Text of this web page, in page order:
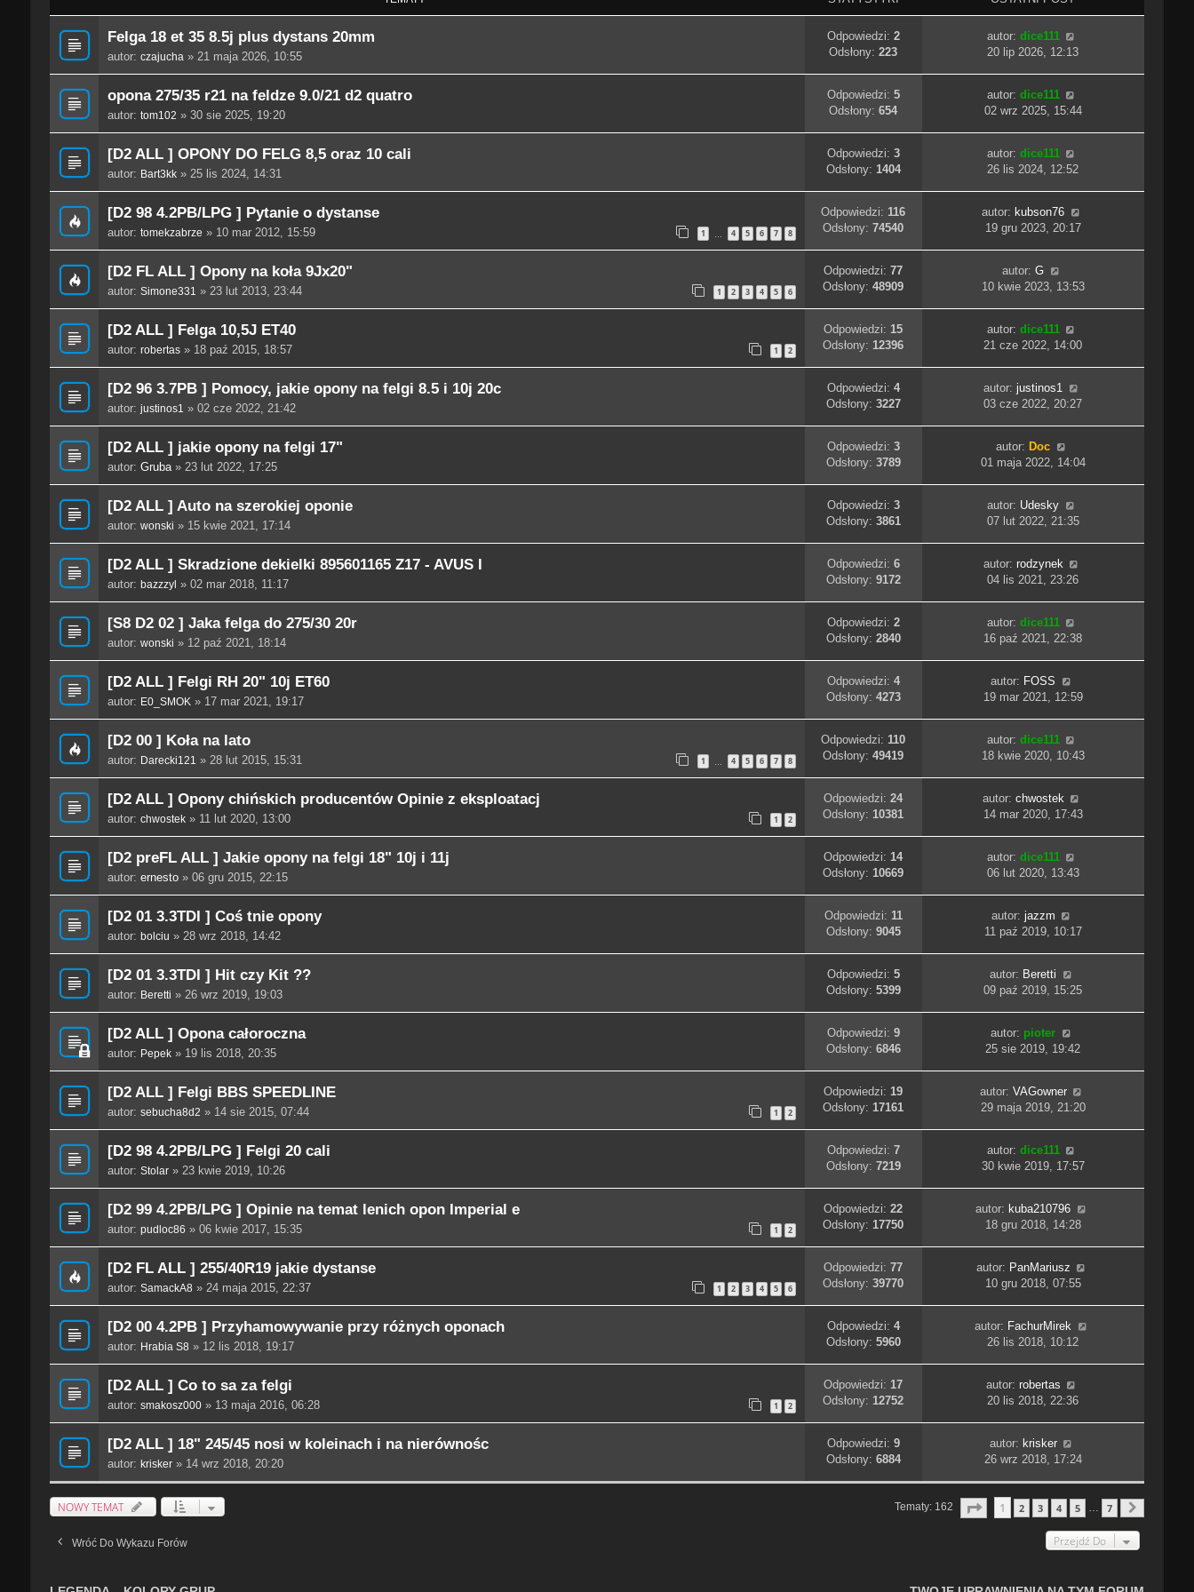
Felga 18 et 35 8.5j plus dystans 20mm
autor: czajucha» 21 maja 2026, 10:55
Odpowiedzi: 2
Odsłony:223
autor: dice111
20 lip 2026, 12:13
opona 275/35 r21 na feldze 9.0/21 d2 quatro
autor: tom102 » 30 sie 2025, 19:20
Odpowiedzi: 5
Odsłony:654
autor: dice111
02 wrz 2025, 15:44
[D2 ALL ] OPONY DO FELG 8,5 oraz 10 cali
autor: Bart3kk» 25 lis 2024, 14:31
Odpowiedzi: 3
Odsłony: 1404
autor: dice111
26 lis 2024, 12:52
[D2 98 4.2PB/LPG ] Pytanie o dystanse
autor: tomekzabrze » 10 mar 2012, 15:59 1 … 4 5 6 7 8
Odpowiedzi:116
Odsłony:74540
autor: kubson76
19 gru 2023, 20:17
[D2 FL ALL ] Opony na koła 9Jx20"
autor: Simone331 » 23 lut 2013, 23:44 1 2 3 4 5 6
Odpowiedzi:77
Odsłony:48909
autor:G
10 kwie 2023, 13:53
[D2 ALL ] Felga 10,5J ET40
autor: robertas» 18 paź 2015, 18:57 1 2
Odpowiedzi:15
Odsłony:12396
autor: dice111
21 cze 2022, 14:00
[D2 96 3.7PB ] Pomocy, jakie opony na felgi 8.5 i 10j 20c
autor: justinos1 » 02 cze 2022, 21:42
Odpowiedzi: 4
Odsłony: 3227
autor: justinos1
03 cze 2022, 20:27
[D2 ALL ] jakie opony na felgi 17"
autor: Gruba» 23 lut 2022, 17:25
Odpowiedzi: 3
Odsłony: 3789
autor: Doc
01 maja 2022, 14:04
[D2 ALL ] Auto na szerokiej oponie
autor: wonski » 15 kwie 2021, 17:14
Odpowiedzi: 3
Odsłony: 3861
autor: Udesky
07 lut 2022, 21:35
[D2 ALL ] Skradzione dekielki 895601165 Z17 - AVUS I
autor: bazzzyl » 02 mar 2018, 11:17
Odpowiedzi: 6
Odsłony: 9172
autor: rodzynek
04 lis 2021, 23:26
[S8 D2 02 ] Jaka felga do 275/30 20r
autor: wonski » 12 paź 2021, 18:14
Odpowiedzi: 2
Odsłony: 2840
autor: dice111
16 paź 2021, 22:38
[D2 ALL ] Felgi RH 20" 10j ET60
autor: E0_SMOK» 17 mar 2021, 19:17
Odpowiedzi: 4
Odsłony: 4273
autor: FOSS
19 mar 2021, 12:59
[D2 00 ] Koła na lato
autor: Darecki121 » 28 lut 2015, 15:31 1 … 4 5 6 7 8
Odpowiedzi:110
Odsłony:49419
autor: dice111
18 kwie 2020, 10:43
[D2 ALL ] Opony chińskich producentów Opinie z eksploatacj
autor: chwostek» 11 lut 2020, 13:00 1 2
Odpowiedzi:24
Odsłony:10381
autor: chwostek
14 mar 2020, 17:43
[D2 preFL ALL ] Jakie opony na felgi 18" 10j i 11j
autor: ernesto» 06 gru 2015, 22:15
Odpowiedzi:14
Odsłony:10669
autor: dice111
06 lut 2020, 13:43
[D2 01 3.3TDI ] Coś tnie opony
autor: bolciu » 28 wrz 2018, 14:42
Odpowiedzi: 11
Odsłony: 9045
autor: jazzm
11 paź 2019, 10:17
[D2 01 3.3TDI ] Hit czy Kit ??
autor: Beretti » 26 wrz 2019, 19:03
Odpowiedzi: 5
Odsłony: 5399
autor: Beretti
09 paź 2019, 15:25
[D2 ALL ] Opona całoroczna
autor: Pepek» 19 lis 2018, 20:35
Odpowiedzi: 9
Odsłony: 6846
autor: pioter
25 sie 2019, 19:42
[D2 ALL ] Felgi BBS SPEEDLINE
autor: sebucha8d2 » 14 sie 2015, 07:44 1 2
Odpowiedzi:19
Odsłony:17161
autor: VAGowner
29 maja 2019, 21:20
[D2 98 4.2PB/LPG ] Felgi 20 cali
autor: Stolar» 23 kwie 2019, 10:26
Odpowiedzi: 7
Odsłony: 7219
autor: dice111
30 kwie 2019, 17:57
[D2 99 4.2PB/LPG ] Opinie na temat lenich opon Imperial e
autor: pudloc86 » 06 kwie 2017, 15:35 1 2
Odpowiedzi:22
Odsłony:17750
autor: kuba210796
18 gru 2018, 14:28
[D2 FL ALL ] 255/40R19 jakie dystanse
autor: SamackA8 » 24 maja 2015, 22:37 1 2 3 4 5 6
Odpowiedzi:77
Odsłony:39770
autor: PanMariusz
10 gru 2018, 07:55
[D2 00 4.2PB ] Przyhamowywanie przy różnych oponach
autor: Hrabia S8 » 12 lis 2018, 19:17
Odpowiedzi: 4
Odsłony: 5960
autor: FachurMirek
26 lis 2018, 10:12
[D2 ALL ] Co to sa za felgi
autor: smakosz000» 13 maja 2016, 06:28 1 2
Odpowiedzi:17
Odsłony:12752
autor: robertas
20 lis 2018, 22:36
[D2 ALL ] 18" 245/45 nosi w koleinach i na nierównośc
autor: krisker» 14 wrz 2018, 20:20
Odpowiedzi: 9
Odsłony: 6884
autor: krisker
26 wrz 2018, 17:24
NOWY TEMAT Tematy: 162 Strona 1Z 7
1 2 3 4 5 … 7
Wróć Do Wykazu Forów Przejdź Do